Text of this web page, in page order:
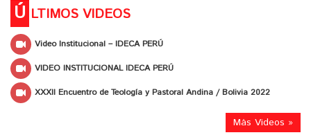
Ú LTIMOS VIDEOS
Video Institucional – IDECA PERÚ
VIDEO INSTITUCIONAL IDECA PERÚ
XXXII Encuentro de Teología y Pastoral Andina / Bolivia 2022
Más Videos »